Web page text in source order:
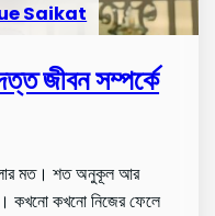
Saikat
জীবন সম্পর্কে
মত। শত অনুকূল আর
কখনো কখনো নিজের ফেলে